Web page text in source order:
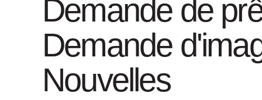
Demande de
Demande
Nouvelles
6